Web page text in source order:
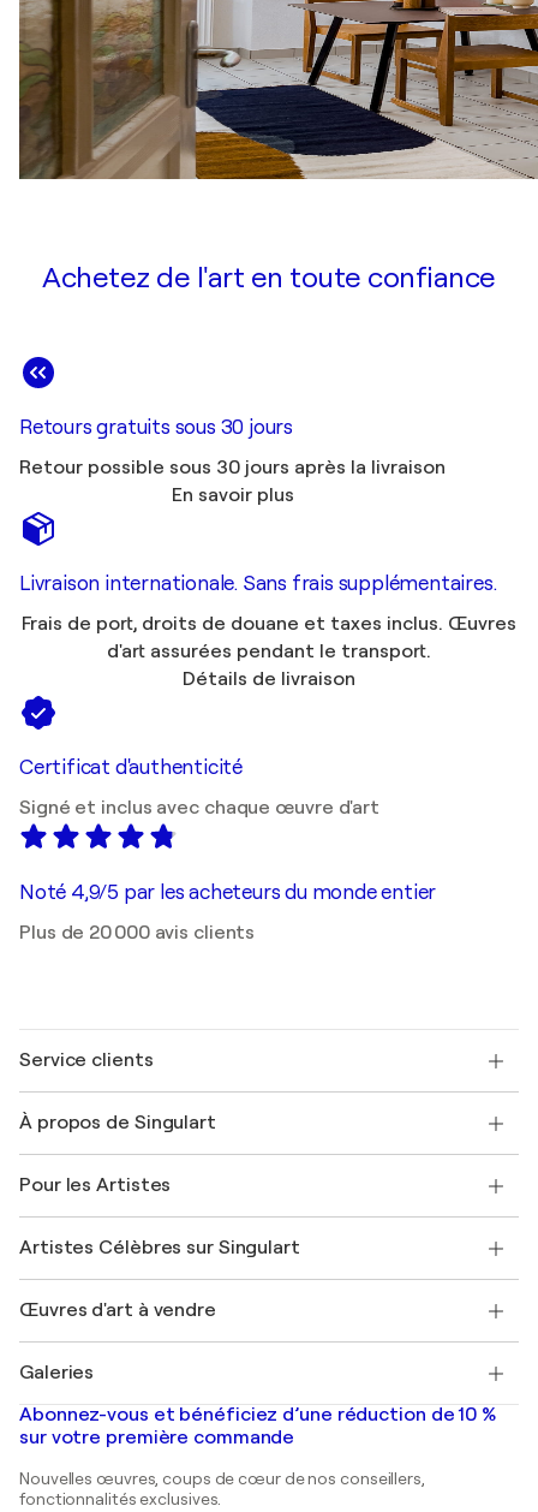
Achetez de l'art en toute confiance
Retours gratuits sous 30 jours
Retour possible sous 30 jours après la livraison
En savoir plus
Livraison internationale. Sans frais supplémentaires.
Frais de port, droits de douane et taxes inclus. Œuvres
d'art assurées pendant le transport.
Détails de livraison
Certificat d'authenticité
Signé et inclus avec chaque œuvre d'art
Noté 4,9/5 par les acheteurs du monde entier
Plus de 20 000 avis clients
Service clients
Expédition
Offrir une carte cadeau
Rejoignez notre programme commercial
Mon compte
+33 1 76 44 06 42
À propos de Singulart
FAQ
Magazine Singulart
Emplois
Découvrez une sélection d'art original
Pour les Artistes
Se connecter en tant qu'Artiste
Artistes Célèbres sur Singulart
Marc Chagall
Banksy
Mr. Brainwash
Shepard Fairey
Œuvres d'art à vendre
Tableaux abstraits à vendre
Peintures de paysage
Estampes
Peintures acryliques
Galeries
Galeries d'art en France
Galeries d'art en Belgique
Abonnez-vous et bénéficiez d’une réduction de 10 %
sur votre première commande
Nouvelles œuvres, coups de cœur de nos conseillers,
fonctionnalités exclusives.